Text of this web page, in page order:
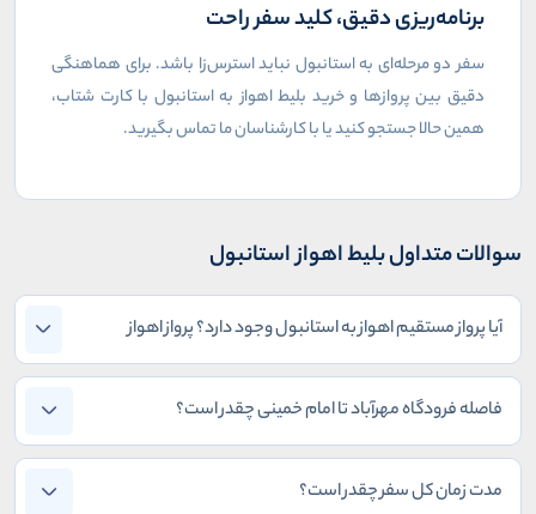
برنامه‌ریزی دقیق، کلید سفر راحت
سفر دو مرحله‌ای به استانبول نباید استرس‌زا باشد. برای هماهنگی
دقیق بین پروازها و خرید بلیط اهواز به استانبول با کارت شتاب،
همین حالا جستجو کنید یا با کارشناسان ما تماس بگیرید.
سوالات متداول بلیط اهواز استانبول
آیا پرواز مستقیم اهواز به استانبول وجود دارد؟ پرواز اهواز
استانبول چه روزهایی است؟
فاصله فرودگاه مهرآباد تا امام خمینی چقدر است؟
مدت زمان کل سفر چقدر است؟